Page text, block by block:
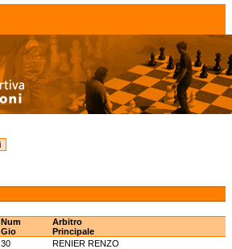
Num
Gio
Arbitro
Principale
30
RENIER RENZO